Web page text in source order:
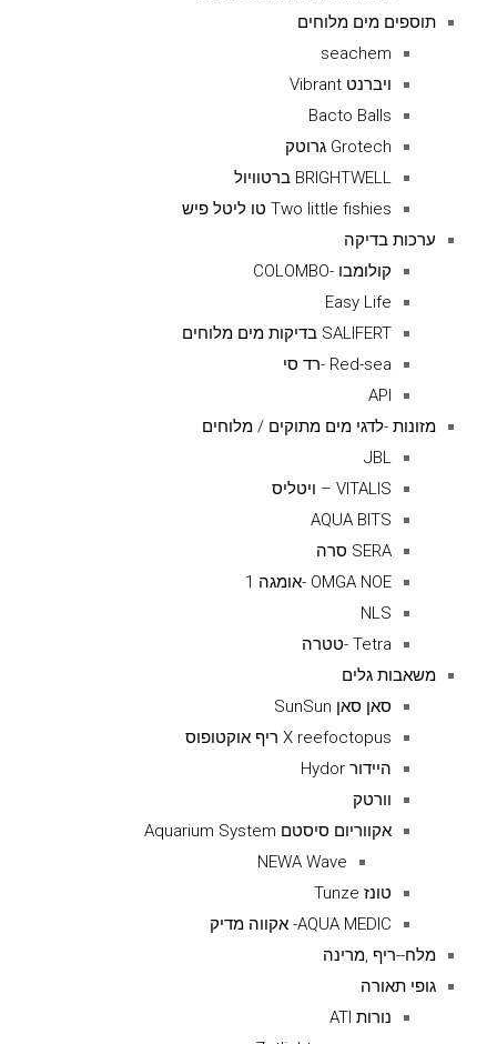
תוספים מים מלוחים
seachem
ויברנט Vibrant
Bacto Balls
Grotech גרוטק
BRIGHTWELL ברטוויול
Two little fishies טו ליטל פיש
ערכות בדיקה
קולומבו -COLOMBO
Easy Life
SALIFERT בדיקות מים מלוחים
Red-sea -רד סי
API
מזונות -לדגי מים מתוקים / מלוחים
JBL
VITALIS – ויטליס
AQUA BITS
SERA סרה
OMGA NOE -אומגה 1
NLS
Tetra -טטרה
משאבות גלים
סאן סאן SunSun
X reefoctopus ריף אוקטופוס
היידור Hydor
וורטק
אקווריום סיסטם Aquarium System
NEWA Wave
טונז Tunze
AQUA MEDIC- אקווה מדיק
מלח--ריף ,מרינה
גופי תאורה
נורות ATI